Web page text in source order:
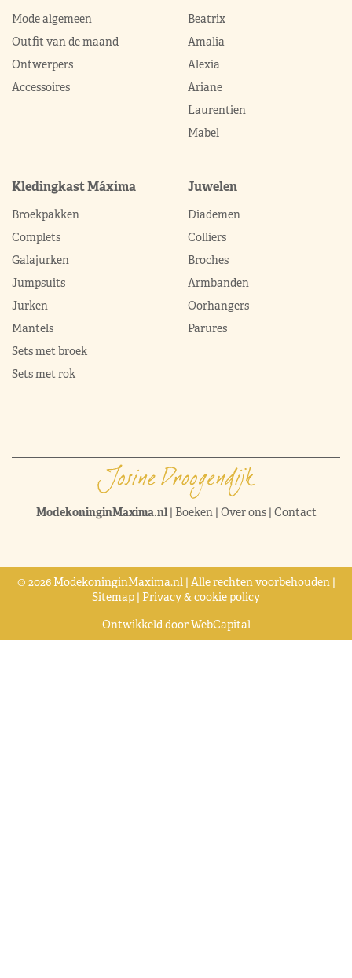
Mode algemeen
Outfit van de maand
Ontwerpers
Accessoires
Beatrix
Amalia
Alexia
Ariane
Laurentien
Mabel
Kledingkast Máxima
Broekpakken
Complets
Galajurken
Jumpsuits
Jurken
Mantels
Sets met broek
Sets met rok
Juwelen
Diademen
Colliers
Broches
Armbanden
Oorhangers
Parures
ModekoninginMaxima.nl| Boeken| Over ons| Contact
© 2026 ModekoninginMaxima.nl | Alle rechten voorbehouden |
Sitemap | Privacy & cookie policy
Ontwikkeld doorWebCapital